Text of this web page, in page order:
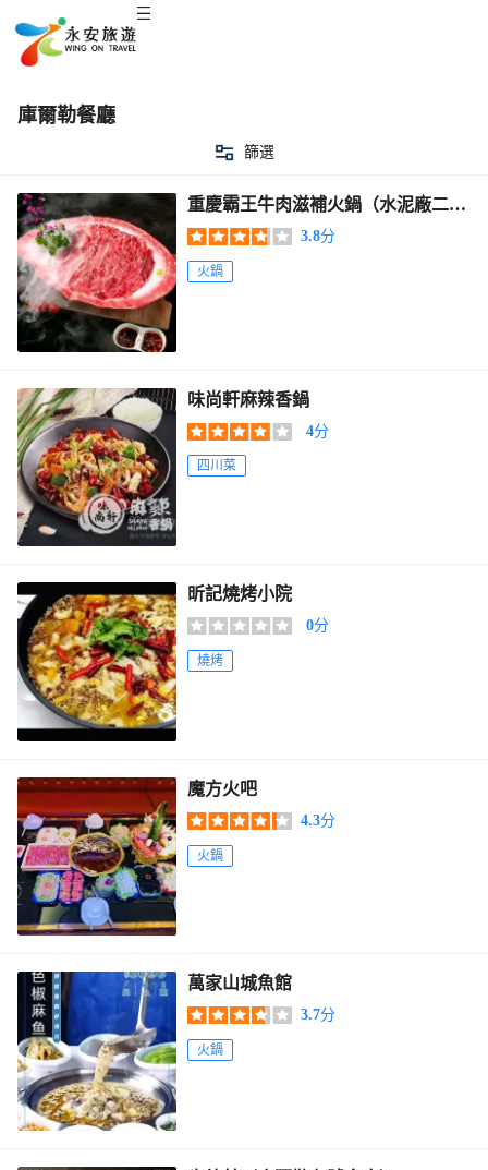
庫爾勒餐廳
篩選
重慶霸王牛肉滋補火鍋（水泥廠二分
店）
3.8分
火鍋
味尚軒麻辣香鍋
4分
四川菜
昕記燒烤小院
0分
燒烤
魔方火吧
4.3分
火鍋
萬家山城魚館
3.7分
火鍋